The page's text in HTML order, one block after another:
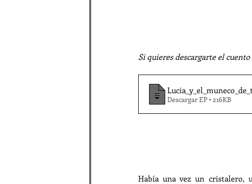
Si quieres descargarte el
Descargar EP • 216KB
Había una vez un cristalero,